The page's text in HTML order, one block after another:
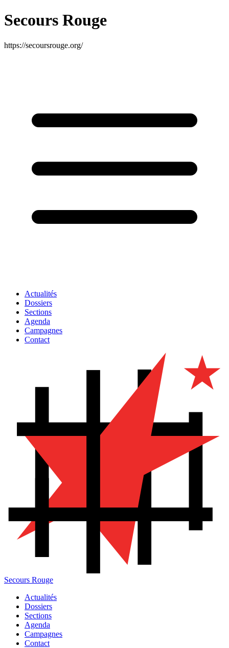
Secours Rouge
https://secoursrouge.org/
Actualités
Dossiers
Sections
Agenda
Campagnes
Contact
Secours Rouge
Actualités
Dossiers
Sections
Agenda
Campagnes
Contact